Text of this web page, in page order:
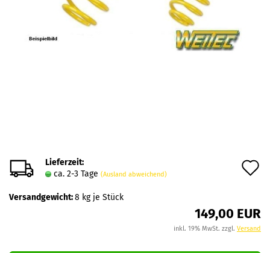
Lieferzeit:
ca. 2-3 Tage (Ausland abweichend)
Versandgewicht:8 kg je Stück
149,00 EUR
inkl. 19% MwSt. zzgl. Versand